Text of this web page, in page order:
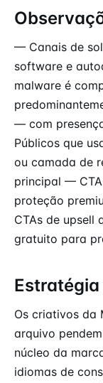
— Canais de
software e
malware é
— com
Públicos que
ou camada de
principal —
proteção
CTAs de upsell
gratuito para
Os criativos da
arquivo
núcleo da
idiomas de